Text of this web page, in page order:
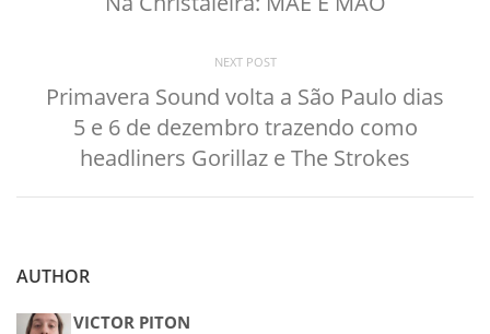
NEXT POST
Primavera Sound volta a São Paulo dias
5 e 6 de dezembro trazendo como
headliners Gorillaz e The Strokes
AUTHOR
VICTOR PITON